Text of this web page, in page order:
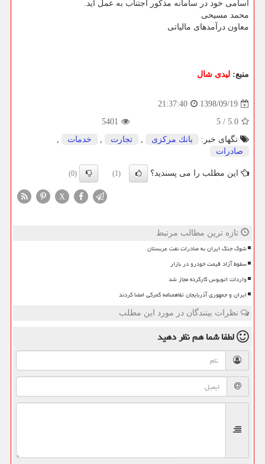
اسامی خود در سامانه مذكور اجتناب به عمل آید.
محمد مسیحی
معاون درآمدهای مالیاتی
منبع: لیدی شال
1398/09/19
21:37:40
5.0
/
5
5401
تگهای خبر:
بانك مركزی , تجارت , خدمات
,
صادرات
این مطلب را می پسندید؟ (1)
(0)
X
تازه ترین مطالب مرتبط
شوک جنگ ایران به صادرات نفت عربستان
سقوط آزاد قیمت خودرو در بازار
واردات اتوبوس کارکرده مجاز شد
ایران و جمهوری آذربایجان تفاهمنامه گمرکی امضا کردند
نظرات بینندگان در مورد این مطلب
لطفا شما همنظر دهید